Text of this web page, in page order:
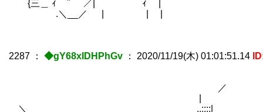
{三＿ ｨ `´ ／| ｨ |
.＼__／ | | |
2287 ： ◆gY68xIDHPhGv ： 2020/11/19(木) 01:01:51.14
／
＼ ..::::|